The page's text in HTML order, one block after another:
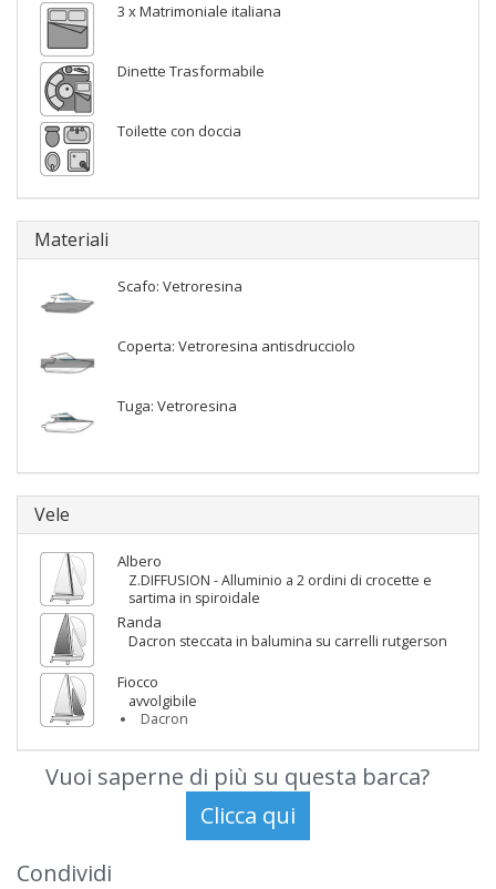
3 x Matrimoniale italiana
Dinette Trasformabile
Toilette con doccia
Materiali
Scafo: Vetroresina
Coperta: Vetroresina antisdrucciolo
Tuga: Vetroresina
Vele
Albero
Z.DIFFUSION - Alluminio a 2 ordini di crocette e
sartima in spiroidale
Randa
Dacron steccata in balumina su carrelli rutgerson
Fiocco
avvolgibile
Dacron
Vuoi saperne di più su questa barca?
Condividi